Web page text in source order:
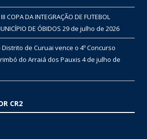
COPA DA INTEGRAÇÃO DE FUTEBOL
DE ÓBIDOS 29 de julho de 2026
de Curuai vence o 4º Concurso
do Arraiá dos Pauxis 4 de julho de
CR2